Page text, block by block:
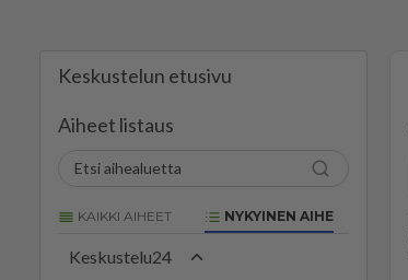
Keskustelun etusivu
Aiheet listaus
KAIKKI AIHEET NYKYINEN AIHE
Keskustelu24